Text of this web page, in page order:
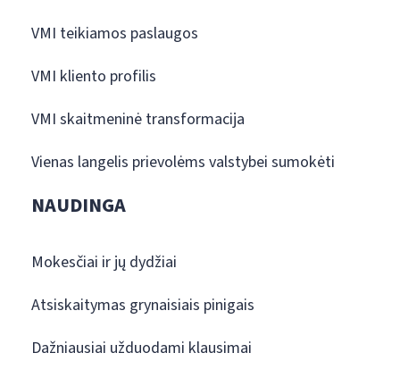
VMI teikiamos paslaugos
VMI kliento profilis
VMI skaitmeninė transformacija
Vienas langelis prievolėms valstybei sumokėti
NAUDINGA
Mokesčiai ir jų dydžiai
Atsiskaitymas grynaisiais pinigais
Dažniausiai užduodami klausimai